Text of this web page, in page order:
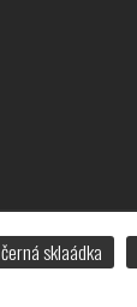
černá sklaádka